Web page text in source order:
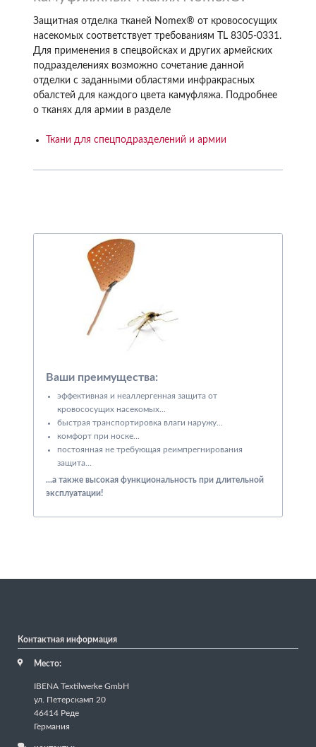
Защитная отделка тканей Nomex® от кровососущих
насекомых соответствует требованиям TL 8305-0331.
Для применения в спецвойсках и других армейских
подразделениях возможно сочетание данной
отделки с заданными областями инфракрасных
обалстей для каждого цвета камуфляжа. Подробнее
о тканях для армии в разделе
Ткани для спецподразделений и армии
Ваши преимущества:
эффективная и неаллергенная защита от
кровососущих насекомых...
быстрая транспортировка влаги наружу...
комфорт при носке...
постоянная не требующая реимпрегнирования
защита...
...а также высокая функциональность при длительной
эксплуатации!
Контактная информация
Место:
IBENA Textilwerke GmbH
ул. Петерскамп 20
46414 Реде
Германия